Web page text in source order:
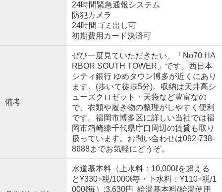
24時間緊急通報システム
防犯カメラ
24時間ゴミ出し可
初期費用カード決済可
備考
ぜひ一度見ていただきたい、「No70 HA
RBOR SOUTH TOWER」です。西日本
シティ銀行 ゆめタウン博多が近くにあり
ます。(歩いて徒歩5分)。収納は天井高シ
ューズクロゼット・天袋など豊富なの
で、衣類や履き物の整理がしやすく便利
です。福岡市博多区に詳しい当社では福
岡市箱崎線千代県庁口周辺の賃貸も取り
扱っています。お問い合わせは092-738-
8688までお気軽にどうぞ。
水道基本料（上水料：10,000ℓを超える
と¥330+税/1000ℓ毎・下水料：¥110+税/1
000ℓ毎）:3,630円 給湯基本料(給湯使用